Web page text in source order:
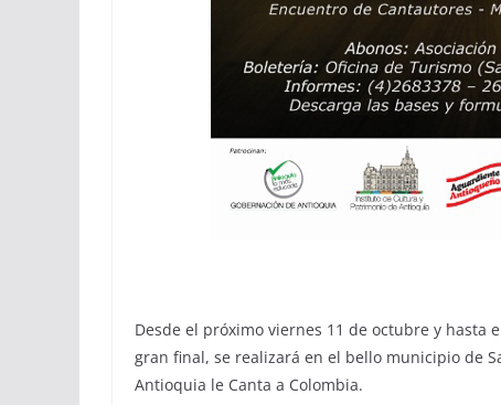
Desde el próximo viernes 11 de octubre y hasta
gran final, se realizará en el bello municipio de
Antioquia le Canta a Colombia.